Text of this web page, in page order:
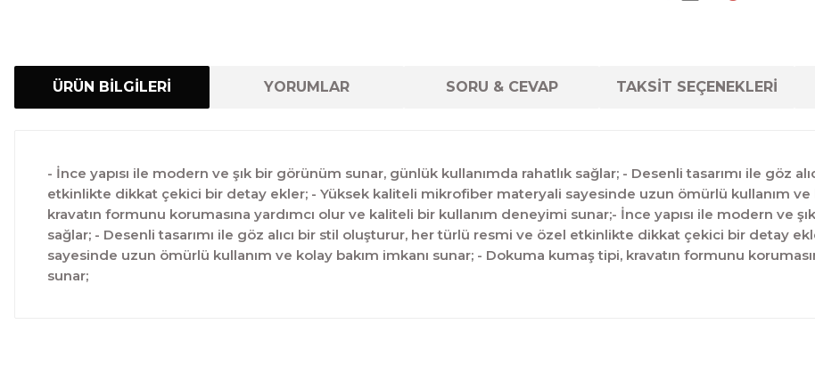
ÜRÜN BİLGİLERİ YORUMLAR SORU & CEVAP TAKSİT SEÇENEKLERİ
- İnce yapısı ile modern ve şık bir görünüm sunar, günlük kullanımda rahatlık sağlar; - Desenli tasarımı ile göz
etkinlikte dikkat çekici bir detay ekler; - Yüksek kaliteli mikrofiber materyali sayesinde uzun ömürlü kullanım ve
kravatın formunu korumasına yardımcı olur ve kaliteli bir kullanım deneyimi sunar;- İnce yapısı ile modern ve
sağlar; - Desenli tasarımı ile göz alıcı bir stil oluşturur, her türlü resmi ve özel etkinlikte dikkat çekici bir detay
sayesinde uzun ömürlü kullanım ve kolay bakım imkanı sunar; - Dokuma kumaş tipi, kravatın formunu
sunar;